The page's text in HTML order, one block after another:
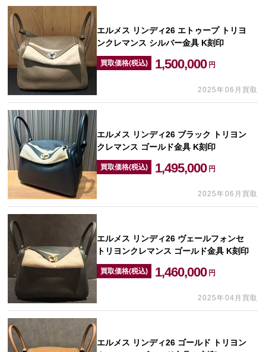
エルメス リンディ26 エトゥープ トリヨ
ンクレマンス シルバー金具 K刻印
買取価格(税込) 1,500,000 円
2025年06月買取
エルメス リンディ26 ブラック トリヨン
クレマンス ゴールド金具 K刻印
買取価格(税込) 1,495,000 円
2025年06月買取
エルメス リンディ26 ヴェールフォンセ
トリヨンクレマンス ゴールド金具 K刻印
買取価格(税込) 1,460,000 円
2025年04月買取
エルメス リンディ26 ゴールド トリヨン